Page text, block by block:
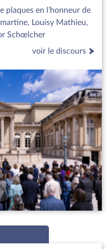
plaques en l’honneur de
Louisy Mathieu,
Schœlcher
voir le discours